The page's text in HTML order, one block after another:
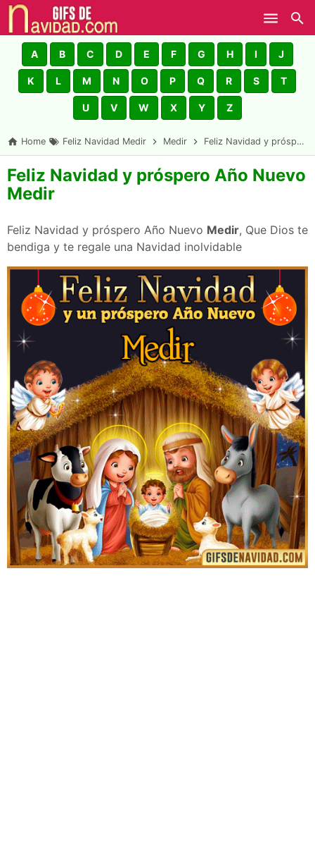
Skip to main content
A B C D E F G H I J
K L M N O P Q R S T
U V W X Y Z
Home Feliz Navidad Medir Medir Feliz Navidad y próspero Año Nuevo Medir
Feliz Navidad y próspero Año Nuevo
Medir
Feliz Navidad y próspero Año Nuevo Medir, Que Dios te
bendiga y te regale una Navidad inolvidable